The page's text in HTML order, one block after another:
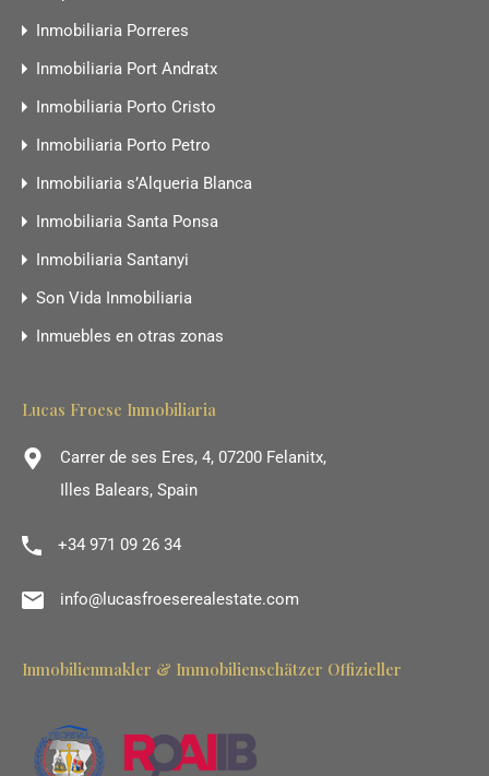
Inmobiliaria Porreres
Inmobiliaria Port Andratx
Inmobiliaria Porto Cristo
Inmobiliaria Porto Petro
Inmobiliaria s’Alqueria Blanca
Inmobiliaria Santa Ponsa
Inmobiliaria Santanyi
Son Vida Inmobiliaria
Inmuebles en otras zonas
Lucas Froese Inmobiliaria
Carrer de ses Eres, 4, 07200 Felanitx,
Illes Balears, Spain
+34 971 09 26 34
info@lucasfroeserealestate.com
Inmobilienmakler & Immobilienschätzer Offizieller